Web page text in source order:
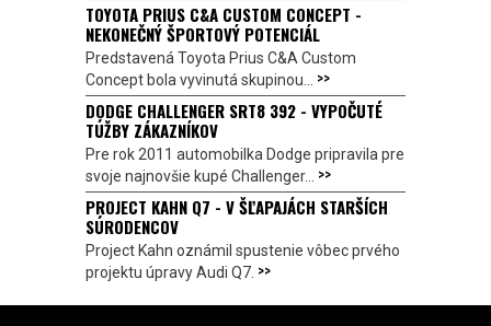
TOYOTA PRIUS C&A CUSTOM CONCEPT -
NEKONEČNÝ ŠPORTOVÝ POTENCIÁL
Predstavená Toyota Prius C&A Custom
Concept bola vyvinutá skupinou... >>
DODGE CHALLENGER SRT8 392 - VYPOČUTÉ
TÚŽBY ZÁKAZNÍKOV
Pre rok 2011 automobilka Dodge pripravila pre
svoje najnovšie kupé Challenger... >>
PROJECT KAHN Q7 - V ŠĽAPAJÁCH STARŠÍCH
SÚRODENCOV
Project Kahn oznámil spustenie vôbec prvého
projektu úpravy Audi Q7. >>